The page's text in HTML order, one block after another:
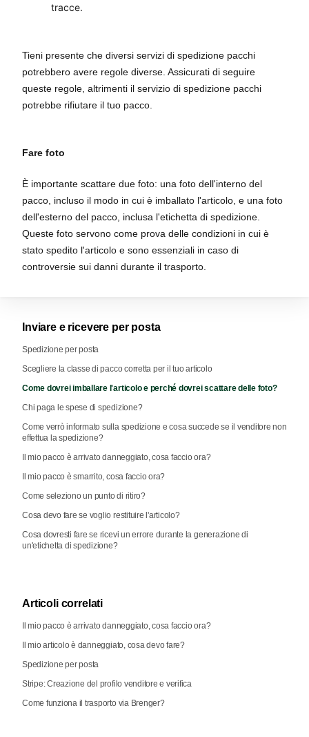
tracce.
Tieni presente che diversi servizi di spedizione pacchi
potrebbero avere regole diverse. Assicurati di seguire
queste regole, altrimenti il servizio di spedizione pacchi
potrebbe rifiutare il tuo pacco.
Fare foto
È importante scattare due foto: una foto dell'interno del
pacco, incluso il modo in cui è imballato l'articolo, e una foto
dell'esterno del pacco, inclusa l'etichetta di spedizione.
Queste foto servono come prova delle condizioni in cui è
stato spedito l'articolo e sono essenziali in caso di
controversie sui danni durante il trasporto.
Inviare e ricevere per posta
Spedizione per posta
Scegliere la classe di pacco corretta per il tuo articolo
Come dovrei imballare l'articolo e perché dovrei scattare delle foto?
Chi paga le spese di spedizione?
Come verrò informato sulla spedizione e cosa succede se il venditore non
effettua la spedizione?
Il mio pacco è arrivato danneggiato, cosa faccio ora?
Il mio pacco è smarrito, cosa faccio ora?
Come seleziono un punto di ritiro?
Cosa devo fare se voglio restituire l'articolo?
Cosa dovresti fare se ricevi un errore durante la generazione di
un'etichetta di spedizione?
Articoli correlati
Il mio pacco è arrivato danneggiato, cosa faccio ora?
Il mio articolo è danneggiato, cosa devo fare?
Spedizione per posta
Stripe: Creazione del profilo venditore e verifica
Come funziona il trasporto via Brenger?